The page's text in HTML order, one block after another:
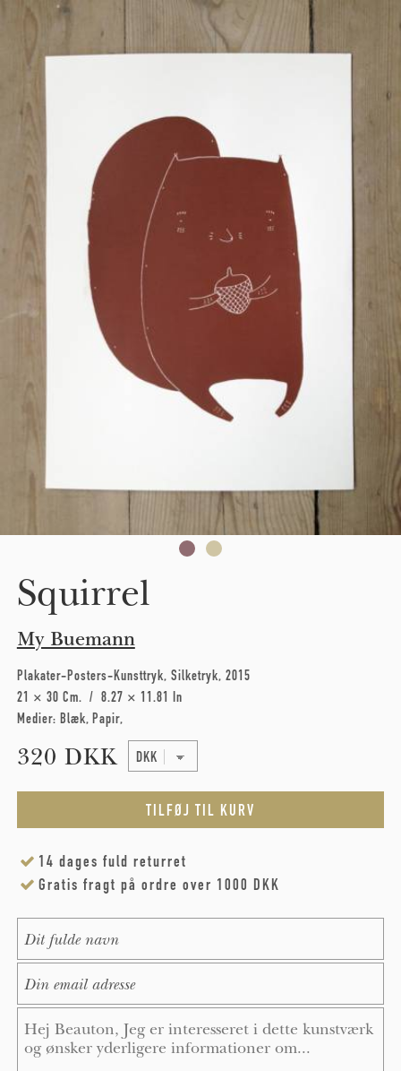
Skip to main content
Squirrel
My Buemann
Plakater-Posters-Kunsttryk Silketryk 2015
21 × 30 Cm
8.27 × 11.81 In
Medier: Blæk Papir
320 DKK
14 dages fuld returret
Gratis fragt på ordre over 1000 DKK